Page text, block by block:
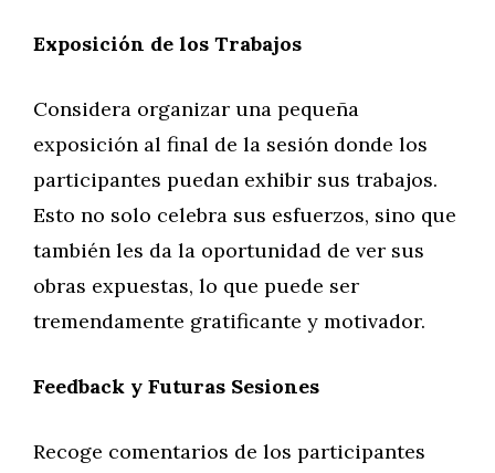
Exposición de los Trabajos
Considera organizar una pequeña
exposición al final de la sesión donde los
participantes puedan exhibir sus trabajos.
Esto no solo celebra sus esfuerzos, sino que
también les da la oportunidad de ver sus
obras expuestas, lo que puede ser
tremendamente gratificante y motivador.
Feedback y Futuras Sesiones
Recoge comentarios de los participantes